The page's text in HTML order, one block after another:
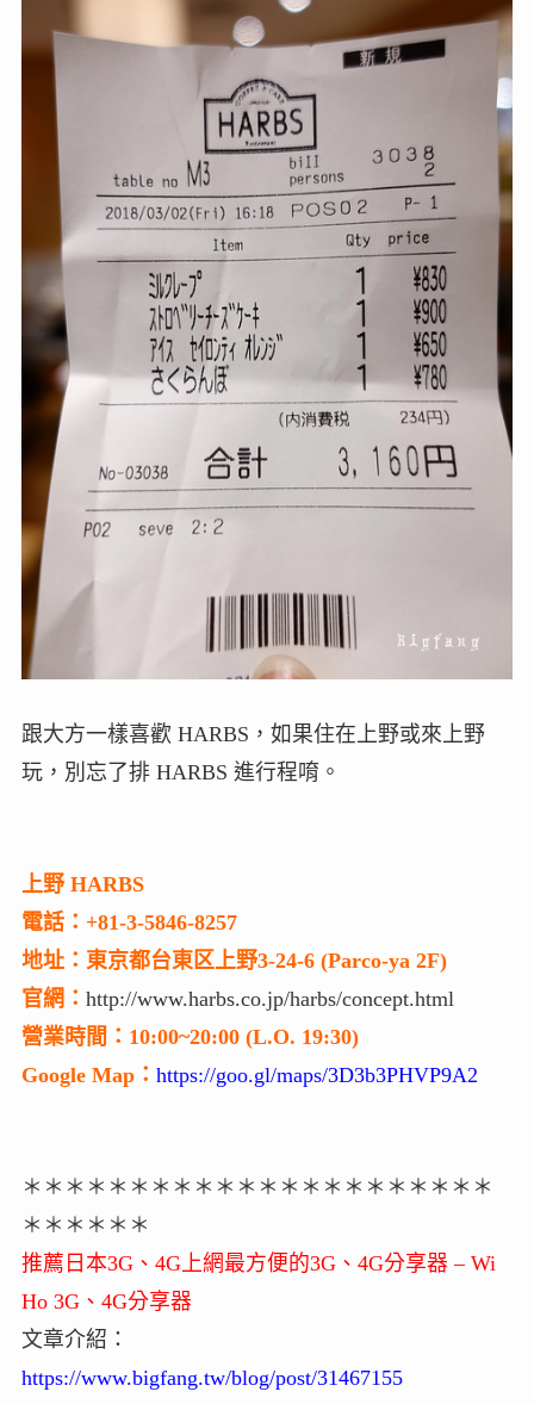
跟大方一樣喜歡 HARBS，如果住在上野或來上野
玩，別忘了排 HARBS 進行程唷。
上野 HARBS
電話：+81-3-5846-8257
地址：東京都台東区上野3-24-6 (Parco-ya 2F)
官網： http://www.harbs.co.jp/harbs/concept.html
營業時間：10:00~20:00 (L.O. 19:30)
Google Map： https://goo.gl/maps/3D3b3PHVP9A2
＊＊＊＊＊＊＊＊＊＊＊＊＊＊＊＊＊＊＊＊＊＊
＊＊＊＊＊＊
推薦日本3G、4G上網最方便的3G、4G分享器 – Wi
Ho 3G、4G分享器
文章介紹：
https://www.bigfang.tw/blog/post/31467155